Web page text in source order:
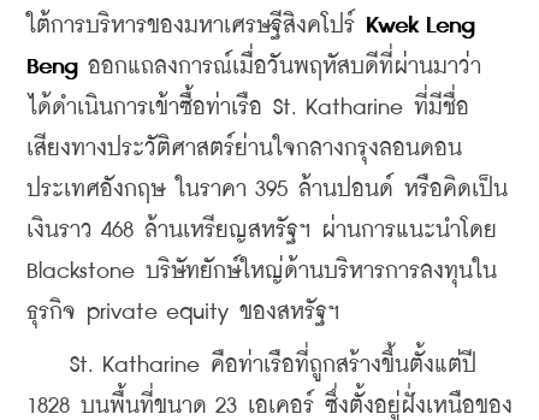
ใต้การบริหารของมหาเศรษฐีสิงคโปร์ Kwek Leng
Beng ออกแถลงการณ์เมื่อวันพฤหัสบดีที่ผ่านมาว่า
ได้ดำเนินการเข้าซื้อท่าเรือ St. Katharine ที่มีชื่อ
เสียงทางประวัติศาสตร์ย่านใจกลางกรุงลอนดอน
ประเทศอังกฤษ ในราคา 395 ล้านปอนด์ หรือคิดเป็น
เงินราว 468 ล้านเหรียญสหรัฐฯ ผ่านการแนะนำโดย
Blackstone บริษัทยักษ์ใหญ่ด้านบริหารการลงทุนใน
ธุรกิจ private equity ของสหรัฐฯ
St. Katharine คือท่าเรือที่ถูกสร้างขึ้นตั้งแต่ปี
1828 บนพื้นที่ขนาด 23 เอเคอร์ ซึ่งตั้งอยู่ฝั่งเหนือของ